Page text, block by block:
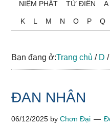
điển
Phật
học
ngữ
NIỆM PHẬT TỪ ĐIỂN A
K L M N O P Q
Bạn đang ở:Trang chủ / D /
ĐAN NHÂN
06/12/2025 byChơn Đại